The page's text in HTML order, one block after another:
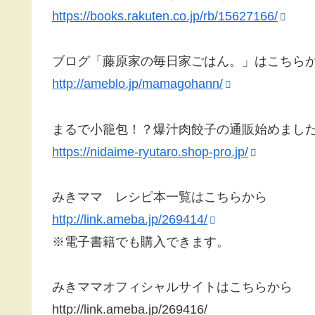
https://books.rakuten.co.jp/rb/15627166/
ブログ「藤原家の毎日家ごはん。」はこちら
http://ameblo.jp/mamagohann/
まるで小籠包！？爆汁肉餃子の通販始めまし
https://nidaime-ryutaro.shop-pro.jp/
みきママ レシピ本一覧はこちらから
http://link.ameba.jp/269414/
※電子書籍でも購入できます。
みきママオフィシャルサイトはこちらから
http://link.ameba.jp/269416/